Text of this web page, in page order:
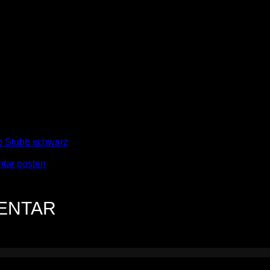
Stubb schwarz
posten